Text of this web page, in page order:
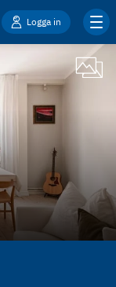
Logga in